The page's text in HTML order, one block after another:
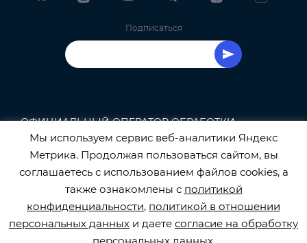
Подписаться
ОФИЦИАЛЬНЫЙ ОПЕРАТОР ОБРАБОТКИ
ПЕРСОНАЛЬНЫХ ДАННЫХ РЕГИСТРАЦИОННЫЙ
НОМЕР 77-22-133540
Мы используем сервис веб-аналитики Яндекс
Метрика. Продолжая пользоваться сайтом, вы
соглашаетесь с использованием файлов cookies, а
также ознакомлены с политикой
конфиденциальности, политикой в отношении
персональных данных и даете согласие на обработку